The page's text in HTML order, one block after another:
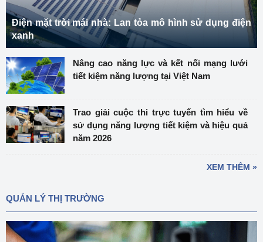
Điện mặt trời mái nhà: Lan tỏa mô hình sử dụng điện
xanh
Nâng cao năng lực và kết nối mạng lưới
tiết kiệm năng lượng tại Việt Nam
Trao giải cuộc thi trực tuyến tìm hiểu về
sử dụng năng lượng tiết kiệm và hiệu quả
năm 2026
XEM THÊM »
QUẢN LÝ THỊ TRƯỜNG